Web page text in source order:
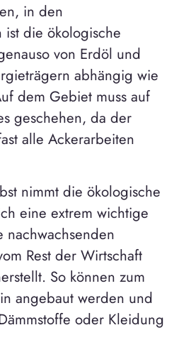
in den
ist die ökologische
von Erdöl und
abhängig wie
dem Gebiet muss auf
geschehen, da der
alle Ackerarbeiten
nimmt die ökologische
eine extrem wichtige
Rest der Wirtschaft
So können zum
angebaut werden und
oder Kleidung